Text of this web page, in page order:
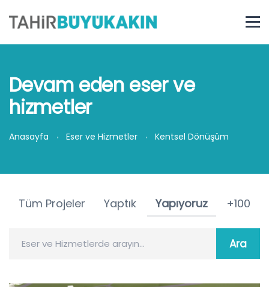
Devam eden eser ve
hizmetler
Anasayfa Eser ve Hizmetler Kentsel Dönüşüm
Tüm Projeler Yaptık Yapıyoruz +100
Eser ve Hizmetlerde arayın...